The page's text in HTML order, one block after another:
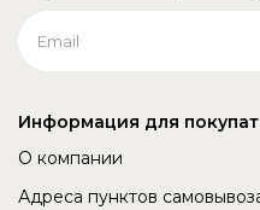
Информация для
О компании
Адреса пунктов